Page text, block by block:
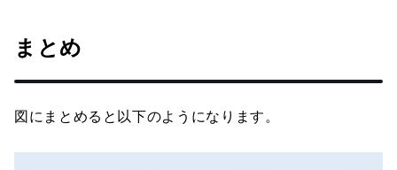
まとめ
図にまとめると以下のようになります。